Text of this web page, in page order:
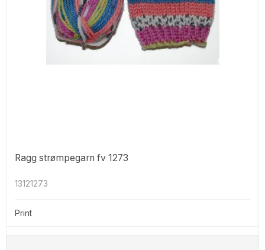
Ragg strømpegarn fv 1273
13121273
Print